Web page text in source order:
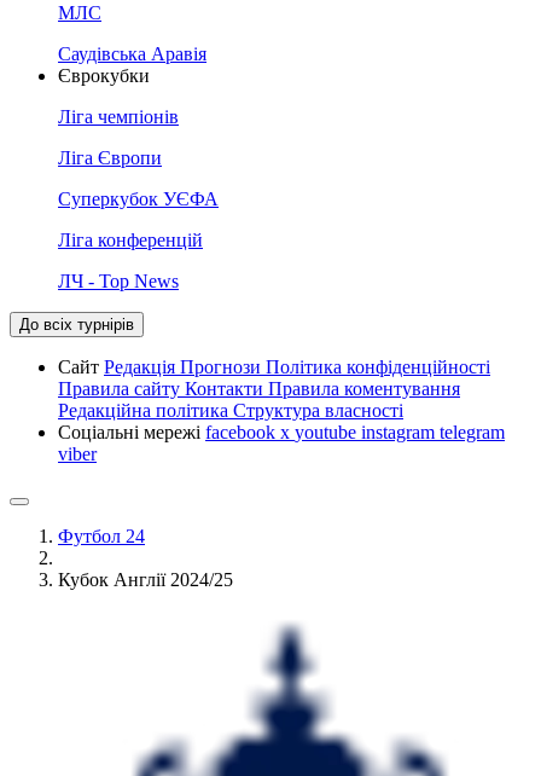
МЛС
Саудівська Аравія
Єврокубки
Ліга чемпіонів
Ліга Європи
Суперкубок УЄФА
Ліга конференцій
ЛЧ - Top News
До всіх турнірів
Сайт Редакція Прогнози Політика конфіденційності
Правила сайту Контакти Правила коментування
Редакційна політика Структура власності
Соціальні мережі facebook x youtube instagram telegram
viber
Футбол 24
Кубок Англії 2024/25